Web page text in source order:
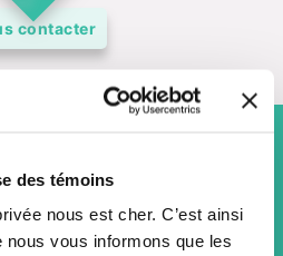
des témoins
nous est cher. C’est ainsi
nous vous informons que les
contacter